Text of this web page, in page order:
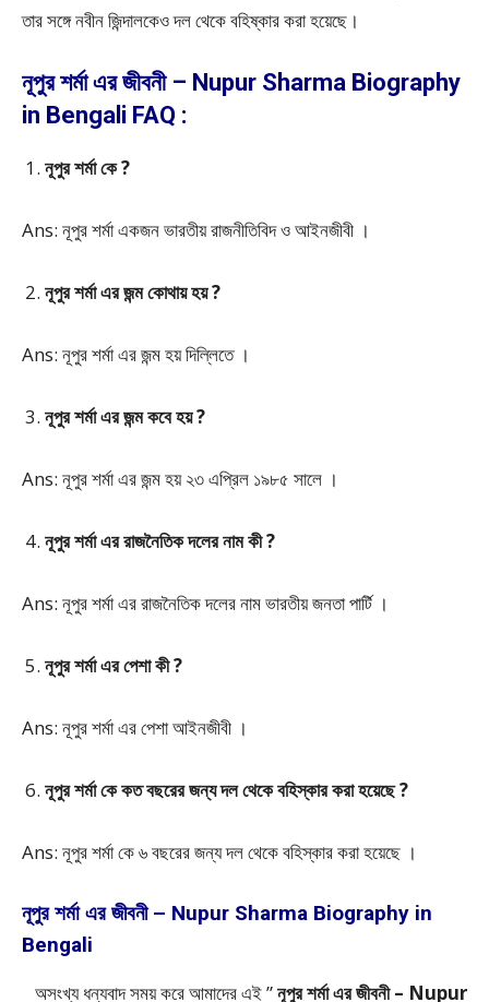
তার সঙ্গে নবীন জিন্দালকেও দল থেকে বহিষ্কার করা হয়েছে।
নূপুর শর্মা এর জীবনী – Nupur Sharma Biography
in Bengali FAQ :
নূপুর শর্মা কে ?
Ans: নূপুর শর্মা একজন ভারতীয় রাজনীতিবিদ ও আইনজীবী ।
নূপুর শর্মা এর জন্ম কোথায় হয় ?
Ans: নূপুর শর্মা এর জন্ম হয় দিল্লিতে ।
নূপুর শর্মা এর জন্ম কবে হয় ?
Ans: নূপুর শর্মা এর জন্ম হয় ২৩ এপ্রিল ১৯৮৫ সালে ।
নূপুর শর্মা এর রাজনৈতিক দলের নাম কী ?
Ans: নূপুর শর্মা এর রাজনৈতিক দলের নাম ভারতীয় জনতা পার্টি ।
নূপুর শর্মা এর পেশা কী ?
Ans: নূপুর শর্মা এর পেশা আইনজীবী ।
নূপুর শর্মা কে কত বছরের জন্য দল থেকে বহিস্কার করা হয়েছে ?
Ans: নূপুর শর্মা কে ৬ বছরের জন্য দল থেকে বহিস্কার করা হয়েছে ।
নূপুর শর্মা এর জীবনী – Nupur Sharma Biography in
Bengali
অসংখ্য ধন্যবাদ সময় করে আমাদের এই ”নূপুর শর্মা এর জীবনী – Nupur